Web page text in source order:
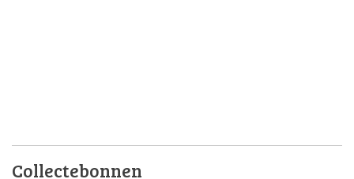
Collectebonnen